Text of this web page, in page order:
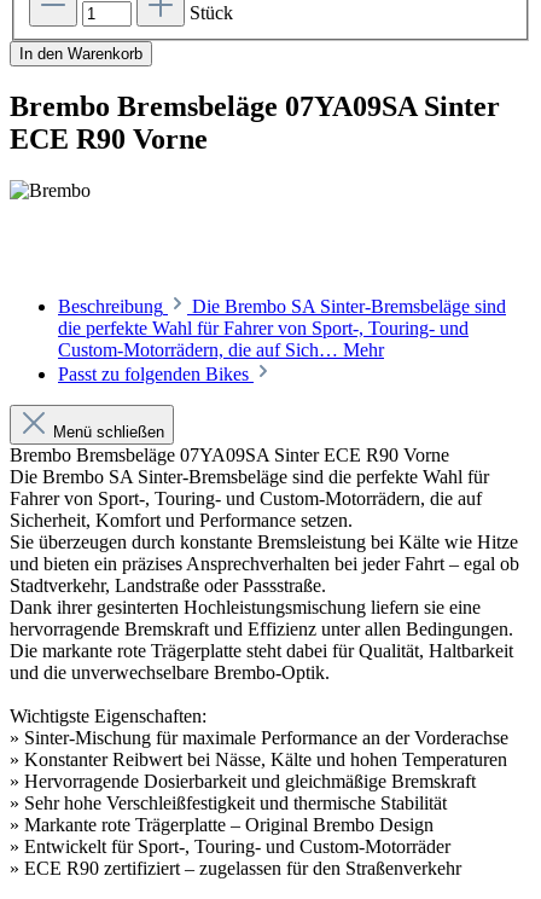
Stück
In den Warenkorb
Brembo Bremsbeläge 07YA09SA Sinter
ECE R90 Vorne
Beschreibung
Die Brembo SA Sinter-Bremsbeläge sind
die perfekte Wahl für Fahrer von Sport-, Touring- und
Custom-Motorrädern, die auf Sich… Mehr
Passt zu folgenden Bikes
Menü schließen
Brembo Bremsbeläge 07YA09SA Sinter ECE R90 Vorne
Die Brembo SA Sinter-Bremsbeläge sind die perfekte Wahl für
Fahrer von Sport-, Touring- und Custom-Motorrädern, die auf
Sicherheit, Komfort und Performance setzen.
Sie überzeugen durch konstante Bremsleistung bei Kälte wie Hitze
und bieten ein präzises Ansprechverhalten bei jeder Fahrt – egal ob
Stadtverkehr, Landstraße oder Passstraße.
Dank ihrer gesinterten Hochleistungsmischung liefern sie eine
hervorragende Bremskraft und Effizienz unter allen Bedingungen.
Die markante rote Trägerplatte steht dabei für Qualität, Haltbarkeit
und die unverwechselbare Brembo-Optik.
Wichtigste Eigenschaften:
» Sinter-Mischung für maximale Performance an der Vorderachse
» Konstanter Reibwert bei Nässe, Kälte und hohen Temperaturen
» Hervorragende Dosierbarkeit und gleichmäßige Bremskraft
» Sehr hohe Verschleißfestigkeit und thermische Stabilität
» Markante rote Trägerplatte – Original Brembo Design
» Entwickelt für Sport-, Touring- und Custom-Motorräder
» ECE R90 zertifiziert – zugelassen für den Straßenverkehr